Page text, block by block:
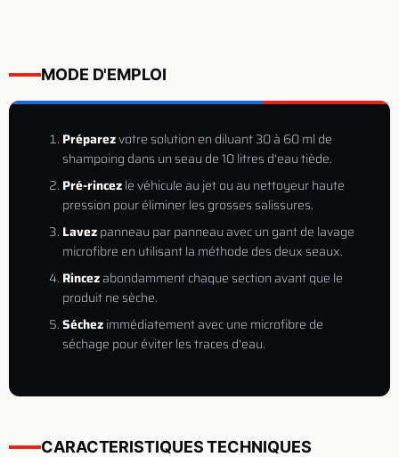
MODE D'EMPLOI
Préparezvotre solution en diluant 30 à 60 ml de
shampoing dans un seau de 10 litres d'eau tiède.
Pré-rincezle véhicule au jet ou au nettoyeur haute
pression pour éliminer les grosses salissures.
Lavezpanneau par panneau avec un gant de lavage
microfibre en utilisant la méthode des deux seaux.
Rincezabondamment chaque section avant que le
produit ne sèche.
Séchezimmédiatement avec une microfibre de
séchage pour éviter les traces d'eau.
CARACTERISTIQUES TECHNIQUES